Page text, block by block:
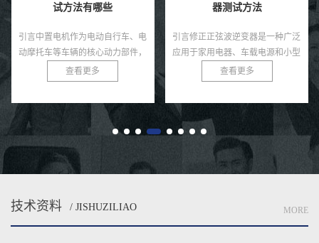
试方法有哪些
引言中置电机作为电动自行车、电
动摩托车等车辆的核心动力部件，
因其高效的动力传输和优化的重心
分布而备受青睐。在高性能应用场
查看更多
器测试方法
引言修正正弦波逆变器是一种广泛
应用于家用电器、车载电源和小型
太阳能系统中的电力转换设备，相
较于纯正弦波逆变器，其成本较低
求...
查看更多
技术资料 / JISHUZILIAO MORE